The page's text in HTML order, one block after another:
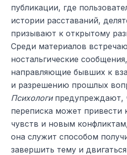
публикации, где
истории расставаний,
призывают к открытому
Среди материалов
ностальгические
направляющие бывших к
и разрешению прошлых
Психологипредупреждают,
переписка может привести
чувств и новым
она служит способом
завершить тему и